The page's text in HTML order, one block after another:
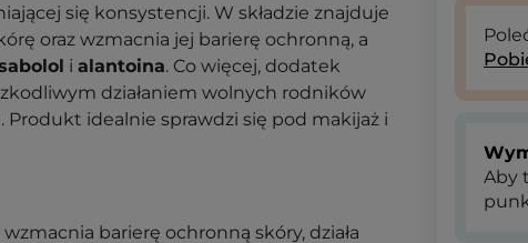
się konsystencji. W składzie znajduje
oraz wzmacnia jej barierę ochronną, a
i alantoina. Co więcej, dodatek
działaniem wolnych rodników
idealnie sprawdzi się pod makijaż i
barierę ochronną skóry, działa
Aby